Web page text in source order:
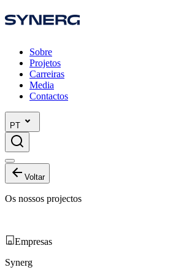
Sobre
Projetos
Carreiras
Media
Contactos
PT
Voltar
Os nossos projectos
Empresas
Synerg